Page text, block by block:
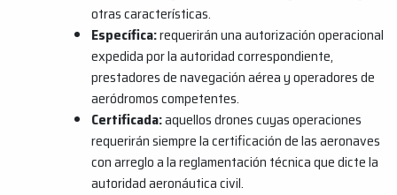
otras características.
Específica:requerirán una autorización operacional
expedida por la autoridad correspondiente,
prestadores de navegación aérea y operadores de
aeródromos competentes.
Certificada:aquellos drones cuyas operaciones
requerirán siempre la certificación de las aeronaves
con arreglo a la reglamentación técnica que dicte la
autoridad aeronáutica civil.